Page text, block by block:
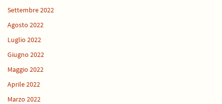
Settembre 2022
Agosto 2022
Luglio 2022
Giugno 2022
Maggio 2022
Aprile 2022
Marzo 2022